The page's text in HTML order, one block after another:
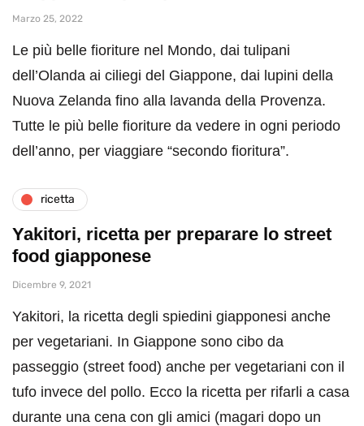
Marzo 25, 2022
Le più belle fioriture nel Mondo, dai tulipani
dell’Olanda ai ciliegi del Giappone, dai lupini della
Nuova Zelanda fino alla lavanda della Provenza.
Tutte le più belle fioriture da vedere in ogni periodo
dell’anno, per viaggiare “secondo fioritura”.
ricetta
Yakitori, ricetta per preparare lo street
food giapponese
Dicembre 9, 2021
Yakitori, la ricetta degli spiedini giapponesi anche
per vegetariani. In Giappone sono cibo da
passeggio (street food) anche per vegetariani con il
tufo invece del pollo. Ecco la ricetta per rifarli a casa
durante una cena con gli amici (magari dopo un